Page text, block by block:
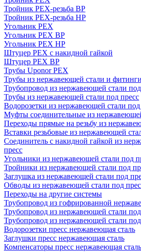
Тройник PEX-резьба ВР
Тройник PEX-резьба НР
Угольник PEX
Угольник PEX ВР
Угольник PEX НР
Штуцер PEX c накидной гайкой
Штуцер PEX ВР
Трубы Uponor PEX
Трубы из нержавеющей стали и
Трубопровод из нержавеющей стали
Трубы из нержавеющей стали под пресс
Водорозетки из нержавеющей стали под
Муфты соединительные из
Переходы прямые на резьбу из
Вставки резьбовые из нержавеющей
Соединитель с накидной гайкой из
пресс
Угольники из нержавеющей стали под
Тройники из нержавеющей стали под
Заглушка из нержавеющей стали под
Обводы из нержавеющей стали под
Переходы на другие системы
Трубопровод из гофрированной
Трубопровод из нержавеющей стали
Трубопровод из нержавеющей стали
Водорозетки пресс нержавеющая сталь
Заглушки пресс нержавеющая сталь
Компенсаторы пресс нержавеющая сталь